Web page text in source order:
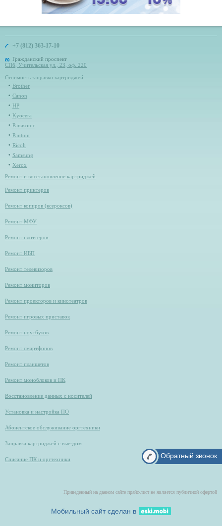
Обратный звонок
+7 (812) 363-17-10
Гражданский проспект
СПб, Учительская ул., 23, оф. 220
Стоимость заправки картриджей
Brother
Canon
HP
Kyocera
Panasonic
Pantum
Ricoh
Samsung
Xerox
Ремонт и восстановление картриджей
Ремонт принтеров
Ремонт копиров (ксероксов)
Ремонт МФУ
Ремонт плоттеров
Ремонт ИБП
Ремонт телевизоров
Ремонт мониторов
Ремонт проекторов и кинотеатров
Ремонт игровых приставок
Ремонт ноутбуков
Ремонт смартфонов
Ремонт планшетов
Ремонт моноблоков и ПК
Восстановление данных с носителей
Установка и настройка ПО
Абонентское обслуживание оргтехники
Заправка картриджей с выездом
Списание ПК и оргтехники
Приведенный на данном сайте прайс-лист не является публичной офертой
Мобильный сайт сделан в